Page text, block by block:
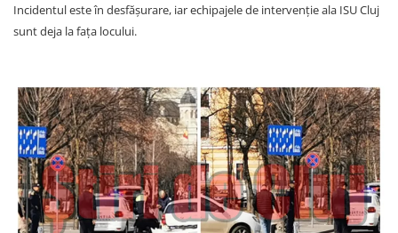
Incidentul este în desfășurare, iar echipajele de intervenție ala ISU Cluj
sunt deja la fața locului.